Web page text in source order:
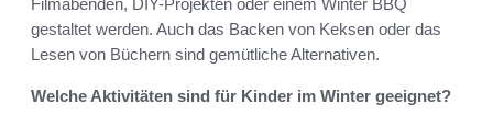
Filmabenden, DIY-Projekten oder einem Winter BBQ
gestaltet werden. Auch das Backen von Keksen oder das
Lesen von Büchern sind gemütliche Alternativen.
Welche Aktivitäten sind für Kinder im Winter geeignet?